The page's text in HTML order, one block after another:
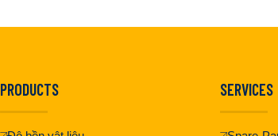
PRODUCTS SERVICES